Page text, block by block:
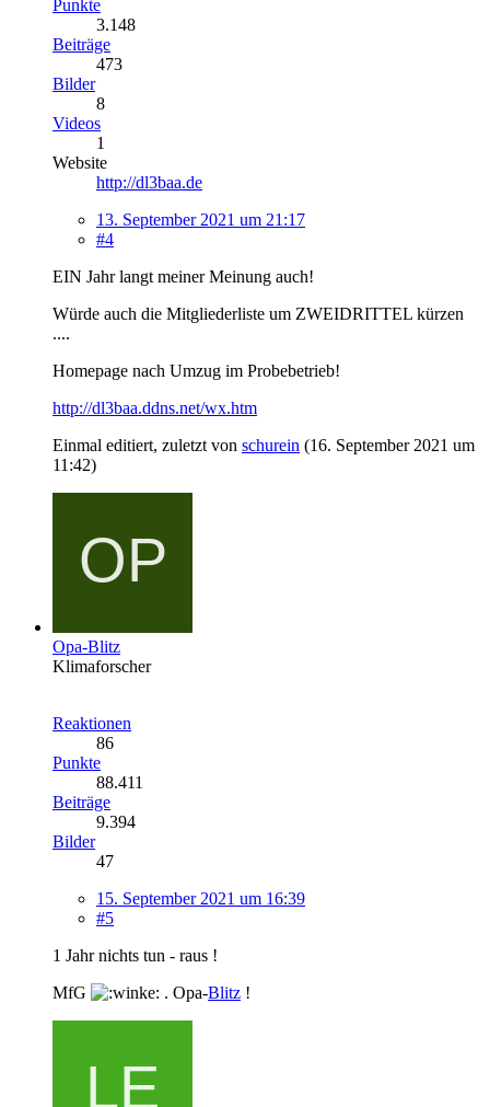
Punkte
3.148
Beiträge
473
Bilder
8
Videos
1
Website
http://dl3baa.de
13. September 2021 um 21:17
#4
EIN Jahr langt meiner Meinung auch!
Würde auch die Mitgliederliste um ZWEIDRITTEL kürzen
....
Homepage nach Umzug im Probebetrieb!
http://dl3baa.ddns.net/wx.htm
Einmal editiert, zuletzt von schurein (16. September 2021 um
11:42)
Opa-Blitz
Klimaforscher
Reaktionen
86
Punkte
88.411
Beiträge
9.394
Bilder
47
15. September 2021 um 16:39
#5
1 Jahr nichts tun - raus !
MfG
. Opa-Blitz !